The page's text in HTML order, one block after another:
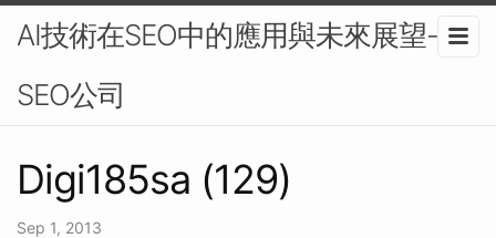
AI技術在SEO中的應用與未來展望-
SEO公司
Digi185sa (129)
Sep 1, 2013